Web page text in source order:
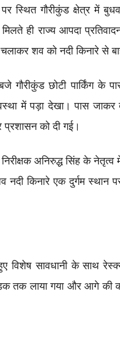
पर स्थित गौरीकुंड क्षेत्र में
ही राज्य आपदा
शव को नदी किनारे से
छोटी पार्किंग के
में पड़ा देखा। पास जाकर
को दी गई।
अनिरुद्ध सिंह के
नदी किनारे एक दुर्गम स्थान
विशेष सावधानी के साथ
तक लाया गया और आगे की